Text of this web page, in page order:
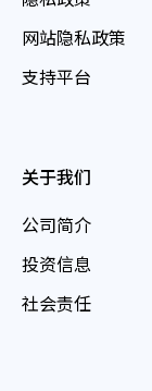
网站隐私政策
支持平台
关于我们
公司简介
投资信息
社会责任